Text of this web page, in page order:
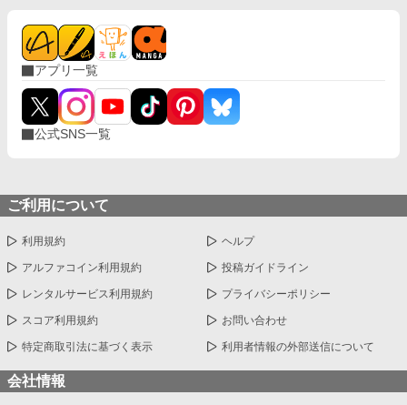
アプリ一覧
公式SNS一覧
ご利用について
利用規約 ヘルプ
アルファコイン利用規約 投稿ガイドライン
レンタルサービス利用規約 プライバシーポリシー
スコア利用規約 お問い合わせ
特定商取引法に基づく表示 利用者情報の外部送信について
会社情報